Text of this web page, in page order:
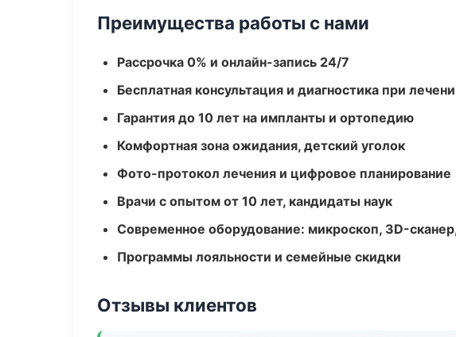
Преимущества работы с нами
Рассрочка 0% и онлайн-запись 24/7
Бесплатная консультация и диагностика при
Гарантия до 10 лет на импланты и ортопедию
Комфортная зона ожидания, детский уголок
Фото-протокол лечения и цифровое планирование
Врачи с опытом от 10 лет, кандидаты наук
Современное оборудование: микроскоп, 3D-
Программы лояльности и семейные скидки
Отзывы клиентов